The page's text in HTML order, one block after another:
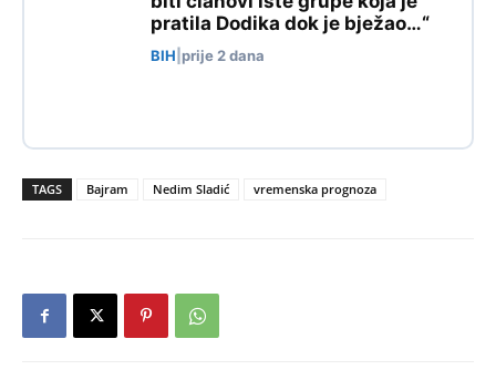
pratila Dodika dok je bježao…“
BIH prije 2 dana
TAGS Bajram Nedim Sladić vremenska prognoza